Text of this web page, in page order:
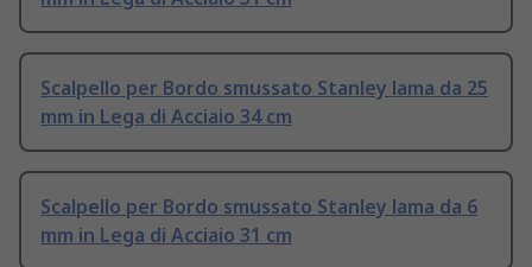
Scalpello per Bordo smussato Stanley lama da 25
mm in Lega di Acciaio 34 cm
Scalpello per Bordo smussato Stanley lama da 6
mm in Lega di Acciaio 31 cm